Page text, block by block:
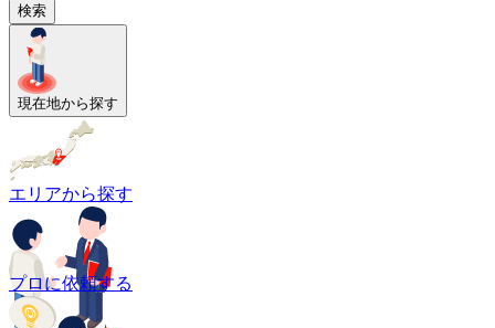
検索
現在地から探す
エリアから探す
プロに依頼する